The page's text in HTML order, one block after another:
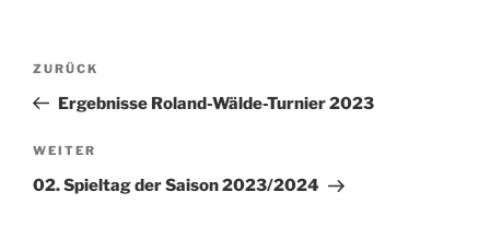
Beitragsnavigation
Vorheriger
Beitrag
ZURÜCK
Ergebnisse Roland-Wälde-Turnier 2023
Nächster
Beitrag
WEITER
02. Spieltag der Saison 2023/2024